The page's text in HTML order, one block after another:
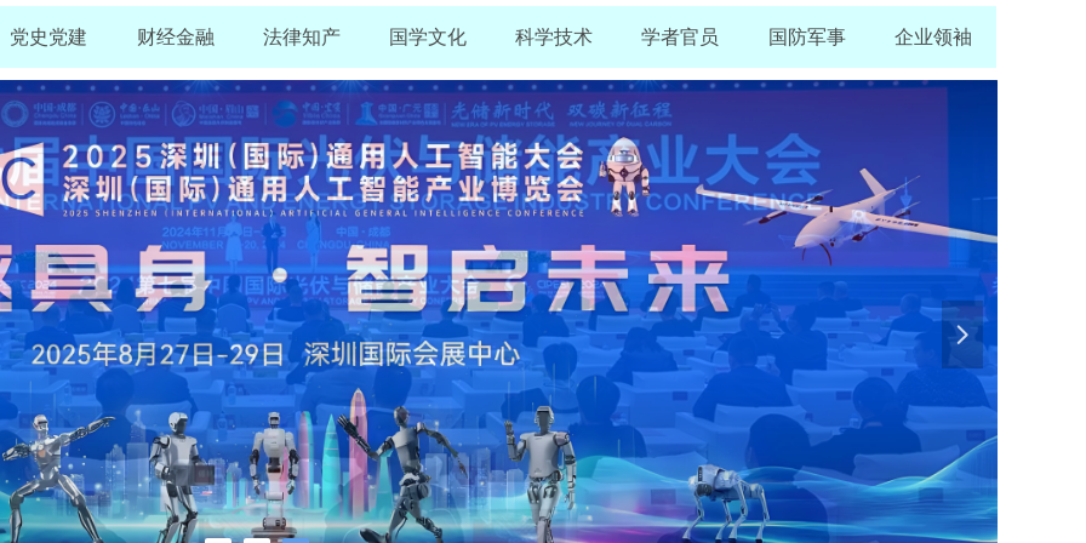
党史党建 财经金融 法律知产 国学文化 科学技术 学者官员 国防军事 企业领袖
넲